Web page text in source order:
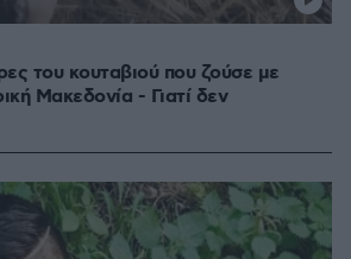
του κουταβιού που ζούσε με
Μακεδονία - Γιατί δεν